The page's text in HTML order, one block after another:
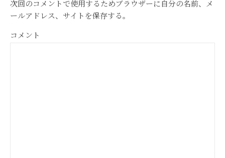
次回のコメントで使用するためブラウザーに自分の名前、メ
ールアドレス、サイトを保存する。
コメント